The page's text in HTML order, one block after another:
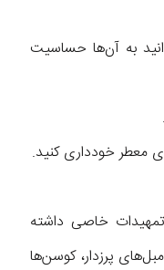
به آن‌ها حساسیت
معطر خودداری کنید.
خاصی داشته
پرزدار، کوسن‌ها